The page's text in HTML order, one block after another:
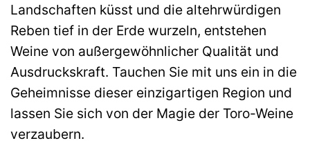
Landschaften küsst und die altehrwürdigen
Reben tief in der Erde wurzeln, entstehen
Weine von außergewöhnlicher Qualität und
Ausdruckskraft. Tauchen Sie mit uns ein in die
Geheimnisse dieser einzigartigen Region und
lassen Sie sich von der Magie der Toro-Weine
verzaubern.